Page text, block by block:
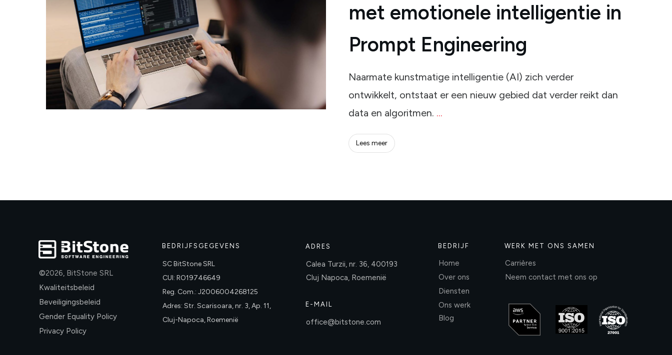
met emotionele intelligentie in
Prompt Engineering
Naarmate kunstmatige intelligentie (AI) zich verder
ontwikkelt, ontstaat er een nieuw gebied dat verder reikt dan
data en algoritmen. ...
Lees meer
©2026, BitStone SRL
Kwaliteitsbeleid
Beveiligingsbeleid
Gender Equality Policy
Privacy Policy
BEDRIJFSGEGEVENS
SC BitStone SRL
CUI: RO19746649
Reg. Com.: J2006004268125
Adres: Str. Scarisoara, nr. 3, Ap. 11,
Cluj-Napoca, Roemenië
ADRES
Calea Turzii, nr. 36, 400193
Cluj Napoca, Roemenië
E-MAIL
office@bitstone.com
BEDRIJF
Home
Over ons
Diensten
Ons werk
Blog
WERK MET ONS SAMEN
Carrières
Neem contact met ons op